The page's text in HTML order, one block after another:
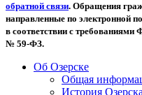
обратной связи. Обращения
направленные по электронной
в соответствии с требованиями
№ 59-ФЗ.
Об Озерске
Общая
История Озерска